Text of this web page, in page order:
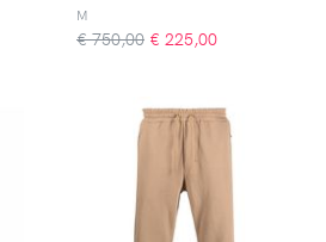
M
€ 750,00 € 225,00